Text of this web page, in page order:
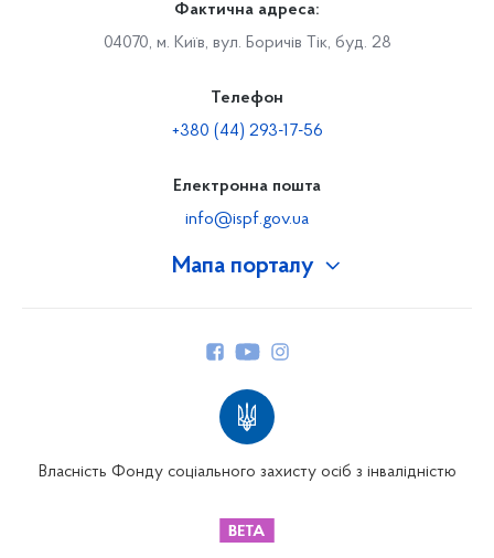
Мапа порталу
Фактична адреса:
04070, м. Київ, вул. Боричів Тік, буд. 28
Телефон
+380 (44) 293-17-56
Електронна пошта
info@ispf.gov.ua
Власність Фонду соціального захисту осіб з інвалідністю